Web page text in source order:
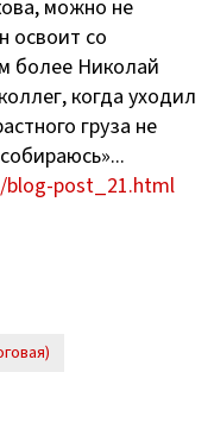
можно не
освоит со
более Николай
когда уходил
груза не
post_21.html